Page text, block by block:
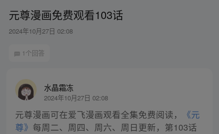
元尊漫画免费观看103话
2024年10月27日 02:08
1个回答
水晶霜冻
2024年10月27日 02:08
元尊漫画可在爱飞漫画观看全集免费阅读，
《元
尊》 每周二、周四、周六、周日更新，第103话